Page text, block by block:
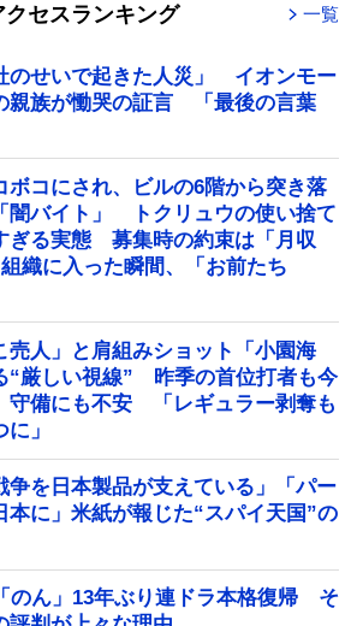
クセスランキング 一覧
のせいで起きた人災」 イオンモー
親族が慟哭の証言 「最後の言葉
ボコにされ、ビルの6階から突き落
バイト」 トクリュウの使い捨て
ぎる実態 募集時の約束は「月収
織に入った瞬間、「お前たち
売人」と肩組みショット「小園海
“厳しい視線” 昨季の首位打者も今
守備にも不安 「レギュラー剥奪も
」
争を日本製品が支えている」「パー
本に」米紙が報じた“スパイ天国”の
のん」13年ぶり連ドラ本格復帰 そ